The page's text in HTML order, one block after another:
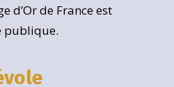
d’Or de France est
publique.